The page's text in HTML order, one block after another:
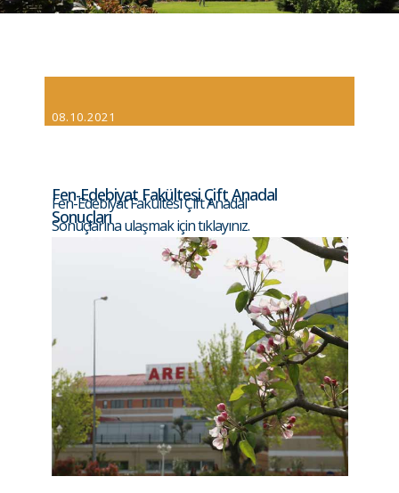
08.10.2021
Fen-Edebiyat Fakültesi Çift Anadal
Sonuçları
Fen-Edebiyat Fakültesi Çift Anadal
Sonuçlarına ulaşmak için tıklayınız.